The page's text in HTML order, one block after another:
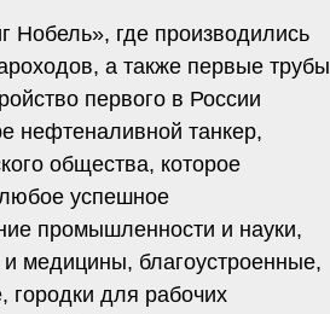
Нобель», где производились
а также первые трубы
первого в России
нефтеналивной танкер,
общества, которое
успешное
промышленности и науки,
и медицины, благоустроенные,
городки для рабочих